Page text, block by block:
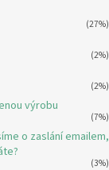
(27%)
(2%)
(2%)
výrobu
(7%)
o zaslání emailem,
(3%)